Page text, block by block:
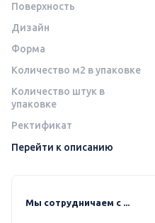
Поверхность
Дизайн
Форма
Количество м2 в упаковке
Количество штук в
упаковке
Ректификат
Перейти к описанию
Мы сотрудничаем с ...